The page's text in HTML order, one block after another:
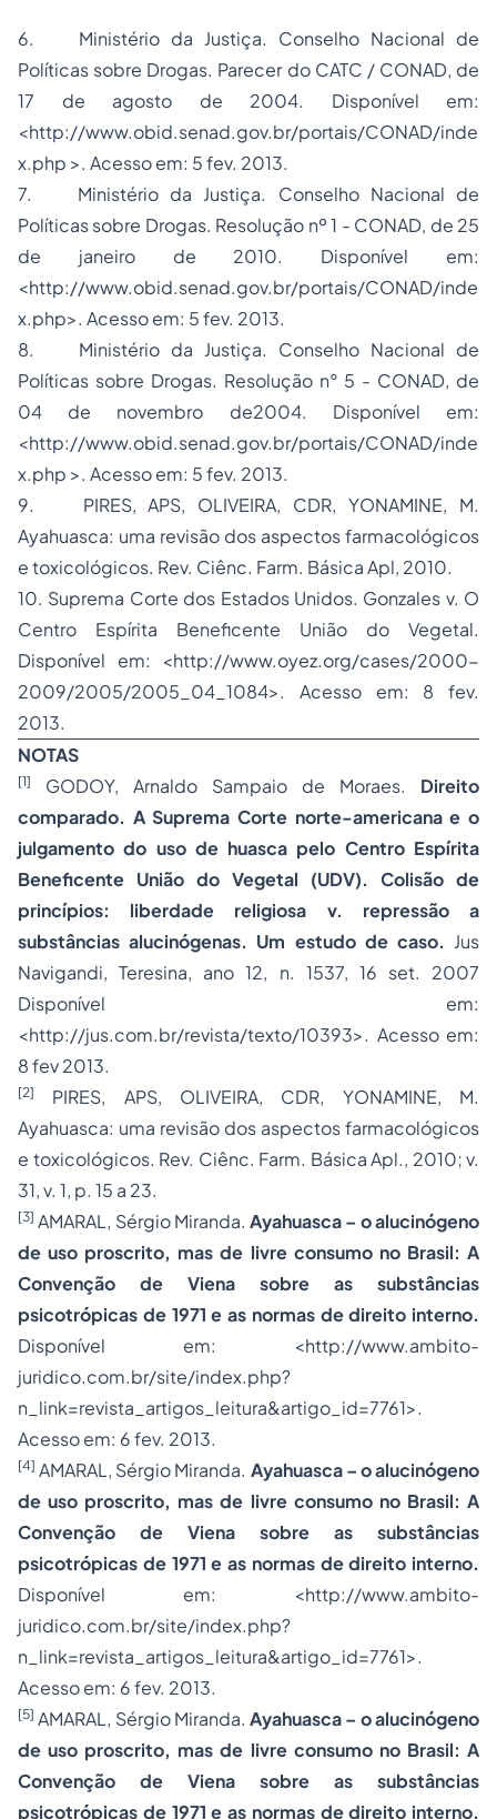
6. Ministério da Justiça. Conselho Nacional de
Políticas sobre Drogas. Parecer do CATC / CONAD, de
17 de agosto de 2004. Disponível em:
<http://www.obid.senad.gov.br/portais/CONAD/inde
x.php >. Acesso em: 5 fev. 2013.
7. Ministério da Justiça. Conselho Nacional de
Políticas sobre Drogas. Resolução nº 1 - CONAD, de 25
de janeiro de 2010. Disponível em:
<http://www.obid.senad.gov.br/portais/CONAD/inde
x.php>. Acesso em: 5 fev. 2013.
8. Ministério da Justiça. Conselho Nacional de
Políticas sobre Drogas. Resolução n° 5 - CONAD, de
04 de novembro de2004. Disponível em:
<http://www.obid.senad.gov.br/portais/CONAD/inde
x.php >. Acesso em: 5 fev. 2013.
9. PIRES, APS, OLIVEIRA, CDR, YONAMINE, M.
Ayahuasca: uma revisão dos aspectos farmacológicos
e toxicológicos. Rev. Ciênc. Farm. Básica Apl, 2010.
10. Suprema Corte dos Estados Unidos. Gonzales v. O
Centro Espírita Beneficente União do Vegetal.
Disponível em: <http://www.oyez.org/cases/2000-
2009/2005/2005_04_1084>. Acesso em: 8 fev.
2013.
NOTAS
[1] GODOY, Arnaldo Sampaio de Moraes. Direito
comparado. A Suprema Corte norte-americana e o
julgamento do uso de huasca pelo Centro Espírita
Beneficente União do Vegetal (UDV). Colisão de
princípios: liberdade religiosa v. repressão a
substâncias alucinógenas. Um estudo de caso. Jus
Navigandi, Teresina, ano 12, n. 1537, 16 set. 2007
Disponível em:
<http://jus.com.br/revista/texto/10393>. Acesso em:
8 fev 2013.
[2]
PIRES, APS, OLIVEIRA, CDR, YONAMINE, M.
Ayahuasca: uma revisão dos aspectos farmacológicos
e toxicológicos. Rev. Ciênc. Farm. Básica Apl., 2010; v.
31, v. 1, p. 15 a 23.
[3] AMARAL, Sérgio Miranda.Ayahuasca – o alucinógeno
de uso proscrito, mas de livre consumo no Brasil: A
Convenção de Viena sobre as substâncias
psicotrópicas de 1971 e as normas de direito interno.
Disponível em: <http://www.ambito-
juridico.com.br/site/index.php?
n_link=revista_artigos_leitura&artigo_id=7761>.
Acesso em: 6 fev. 2013.
[4] AMARAL, Sérgio Miranda. Ayahuasca – o alucinógeno
de uso proscrito, mas de livre consumo no Brasil: A
Convenção de Viena sobre as substâncias
psicotrópicas de 1971 e as normas de direito interno.
Disponível em: <http://www.ambito-
juridico.com.br/site/index.php?
n_link=revista_artigos_leitura&artigo_id=7761>.
Acesso em: 6 fev. 2013.
[5] AMARAL, Sérgio Miranda.Ayahuasca – o alucinógeno
de uso proscrito, mas de livre consumo no Brasil: A
Convenção de Viena sobre as substâncias
psicotrópicas de 1971 e as normas de direito interno.